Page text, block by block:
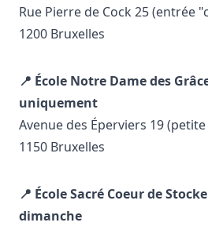
Rue Pierre de Cock 25 (entrée
1200 Bruxelles
📍 École Notre Dame des
uniquement
Avenue des Éperviers 19
1150 Bruxelles
📍 École Sacré Coeur de
dimanche